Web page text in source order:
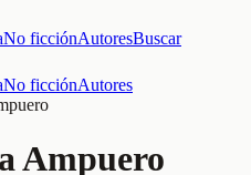
No ficciónAutoresBuscar
No ficciónAutores
Ampuero